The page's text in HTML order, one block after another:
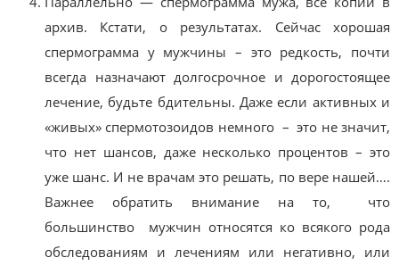
архив. Кстати, о результатах. Сейчас хорошая
спермограмма у мужчины – это редкость, почти
всегда назначают долгосрочное и дорогостоящее
лечение, будьте бдительны. Даже если активных и
«живых» спермотозоидов немного – это не значит,
что нет шансов, даже несколько процентов – это
уже шанс. И не врачам это решать, по вере нашей….
Важнее обратить внимание на то, что
большинство мужчин относятся ко всякого рода
обследованиям и лечениям или негативно, или